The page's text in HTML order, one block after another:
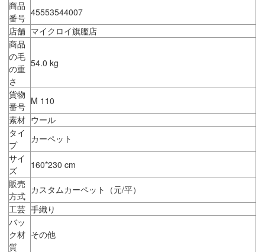
商品
番号 45553544007
店舗 マイクロイ旗艦店
商品
の毛
の重
さ
54.0 kg
貨物
番号 M 110
素材 ウール
タイ
プ
カーペット
サイ
ズ
160*230 cm
販売
方式
カスタムカーペット（元/平）
工芸 手織り
バッ
ク材
質
その他